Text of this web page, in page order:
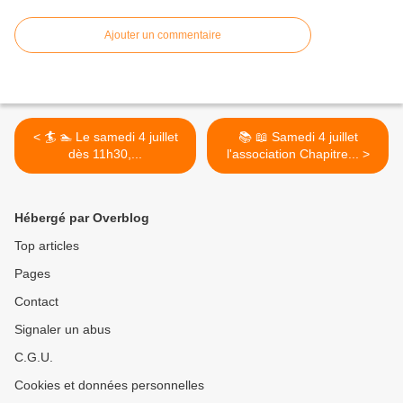
Ajouter un commentaire
< 🏄 🏊 Le samedi 4 juillet
dès 11h30,...
📚 📖 Samedi 4 juillet
l'association Chapitre... >
Hébergé par Overblog
Top articles
Pages
Contact
Signaler un abus
C.G.U.
Cookies et données personnelles